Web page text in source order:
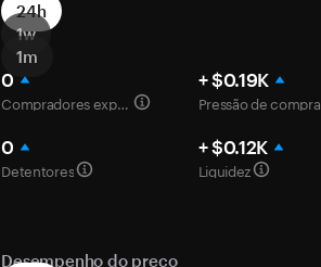
24h
1w
1m
0
Compradores experientes
+ $0.19K
Pressão de compra
0
Detentores
+ $0.12K
Liquidez
Desempenho do preço